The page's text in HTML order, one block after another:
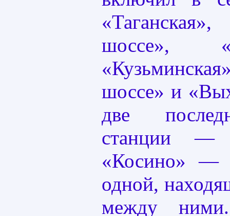
шоссе»,
шоссе» и
две
станции —
«Косино» —
одной,
между